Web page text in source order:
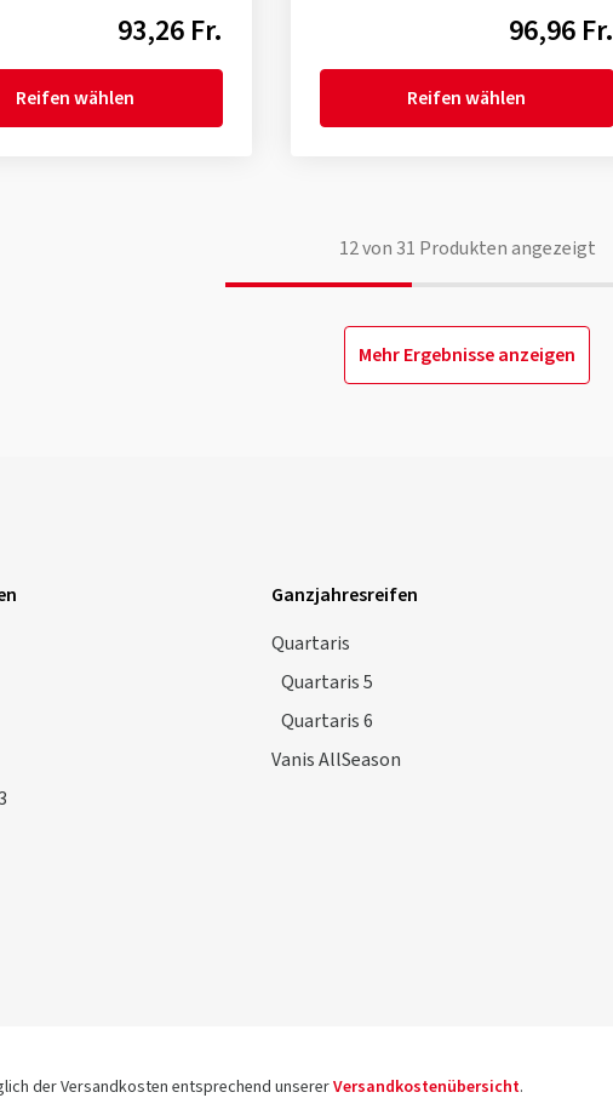
93,26 Fr.
Reifen wählen
96,96 Fr.
Reifen wählen
12von 31 Produkten angezeigt
Mehr Ergebnisse anzeigen
Ganzjahresreifen
Quartaris
Quartaris 5
Quartaris 6
Vanis AllSeason
der Versandkosten entsprechend unsererVersandkostenübersicht.